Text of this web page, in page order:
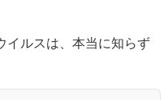
イルスは、本当に知らず